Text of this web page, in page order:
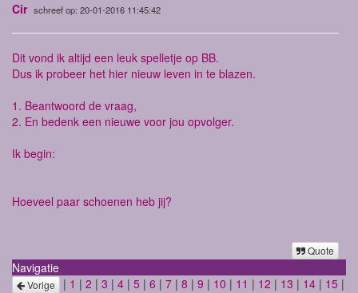
Cir schreef op: 20-01-2016 11:45:42
Dit vond ik altijd een leuk spelletje op BB.
Dus ik probeer het hier nieuw leven in te blazen.
1. Beantwoord de vraag,
2. En bedenk een nieuwe voor jou opvolger.
Ik begin:
Hoeveel paar schoenen heb jij?
Quote
Navigatie
Vorige | 1 | 2 | 3 | 4 | 5 | 6 | 7 | 8 | 9 | 10 | 11 | 12 | 13 | 14 | 15 |